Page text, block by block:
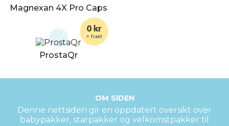
Magnexan 4X Pro Caps
0 kr
+ frakt
ProstaQr
OM SIDEN
Denne nettsiden gir en oppdatert oversikt over
babypakker, starpakker og velkomstpakker til